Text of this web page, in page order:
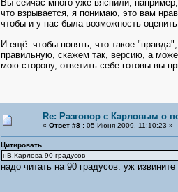
Вы сейчас много уже вяснили,
что взрывается, я понимаю, это вам
чтобы и у нас была возможность
И ещё. чтобы понять, что такое
правильную, скажем так, версию, а
мою сторону, ответить себе готовы вы
Re: Разговор с Карловым о
« Ответ #8 : 05 Июня 2009, 11:10:23 »
Цитировать
нВ.Карлова 90 градусов
надо читать на 90 градусов. уж